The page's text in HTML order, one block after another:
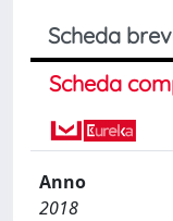
Scheda
Scheda
Anno
2018